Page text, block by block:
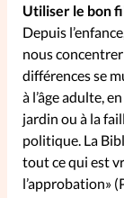
Si(x)
Utiliser le bon
Depuis
nous
différences se
à l’âge adulte,
jardin ou à la
politique. La
tout ce qui est
l’approbation»